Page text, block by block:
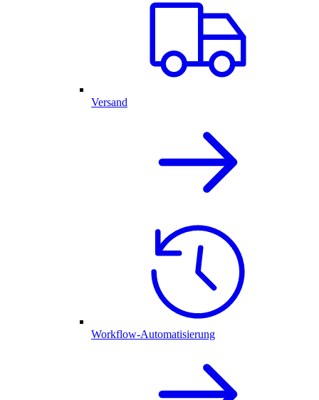
Versand
Workflow-Automatisierung